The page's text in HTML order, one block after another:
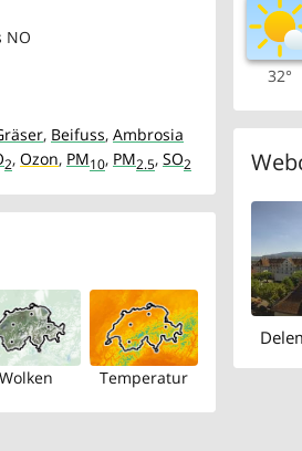
NO
, Beifuss, Ambrosia
2, Ozon, PM10, PM2.5, SO2
Wolken Temperatur
32°